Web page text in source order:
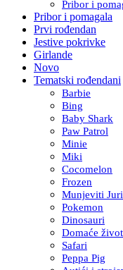
Pribor i
Pribor i pomagala
Prvi rođendan
Jestive pokrivke
Girlande
Novo
Tematski rođendani
Barbie
Bing
Baby Shark
Paw Patrol
Minie
Miki
Cocomelon
Frozen
Munjeviti
Pokemon
Dinosauri
Domaće
Safari
Peppa Pig